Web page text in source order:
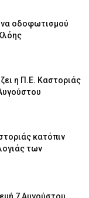
οδοφωτισμού
η Π.Ε. Καστοριάς
κατόπιν
των
7 Αυγούστου